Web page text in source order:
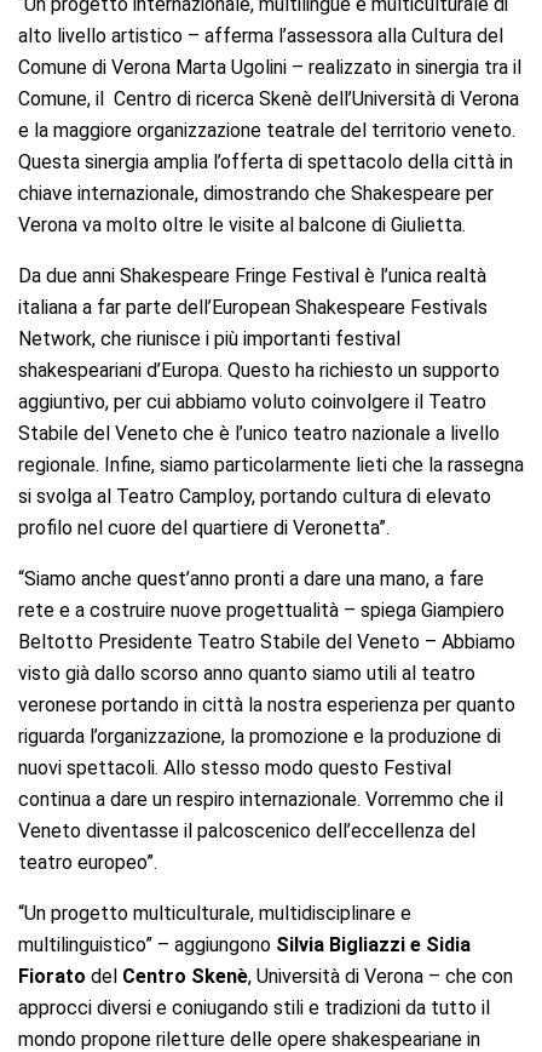
alto livello artistico – afferma l’assessora alla Cultura del
Comune di Verona Marta Ugolini – realizzato in sinergia tra il
Comune, il Centro di ricerca Skenè dell’Università di Verona
e la maggiore organizzazione teatrale del territorio veneto.
Questa sinergia amplia l’offerta di spettacolo della città in
chiave internazionale, dimostrando che Shakespeare per
Verona va molto oltre le visite al balcone di Giulietta.
Da due anni Shakespeare Fringe Festival è l’unica realtà
italiana a far parte dell’European Shakespeare Festivals
Network, che riunisce i più importanti festival
shakespeariani d’Europa. Questo ha richiesto un supporto
aggiuntivo, per cui abbiamo voluto coinvolgere il Teatro
Stabile del Veneto che è l’unico teatro nazionale a livello
regionale. Infine, siamo particolarmente lieti che la rassegna
si svolga al Teatro Camploy, portando cultura di elevato
profilo nel cuore del quartiere di Veronetta”.
“Siamo anche quest’anno pronti a dare una mano, a fare
rete e a costruire nuove progettualità – spiega Giampiero
Beltotto Presidente Teatro Stabile del Veneto – Abbiamo
visto già dallo scorso anno quanto siamo utili al teatro
veronese portando in città la nostra esperienza per quanto
riguarda l’organizzazione, la promozione e la produzione di
nuovi spettacoli. Allo stesso modo questo Festival
continua a dare un respiro internazionale. Vorremmo che il
Veneto diventasse il palcoscenico dell’eccellenza del
teatro europeo”.
“Un progetto multiculturale, multidisciplinare e
multilinguistico” – aggiungono Silvia Bigliazzi e Sidia
Fiorato del Centro Skenè, Università di Verona – che con
approcci diversi e coniugando stili e tradizioni da tutto il
mondo propone riletture delle opere shakespeariane in